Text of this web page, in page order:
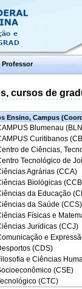
Professor
cursos de
Ensino, Campus
Blumenau
Curitibanos
de Ciências,
Tecnológico de
Agrárias (CCA)
Biológicas
da Educação
da Saúde (CCS)
Físicas e
Jurídicas (CCJ)
e
(CDS)
e Ciências
(CSE)
(CTC)